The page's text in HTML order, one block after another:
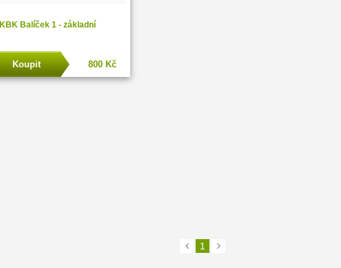
KBK Balíček 1 - základní
800 Kč
Koupit
1